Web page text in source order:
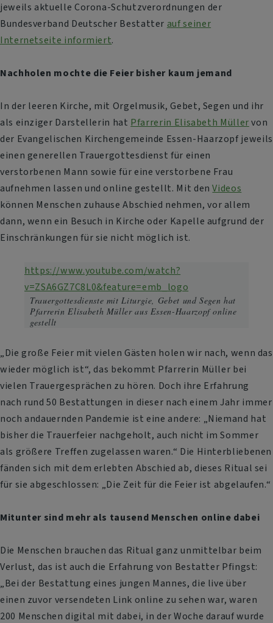
jeweils aktuelle Corona-Schutzverordnungen der
Bundesverband Deutscher Bestatter auf seiner
Internetseite informiert.
Nachholen mochte die Feier bisher kaum jemand
In der leeren Kirche, mit Orgelmusik, Gebet, Segen und ihr
als einziger Darstellerin hat Pfarrerin Elisabeth Müllervon
der Evangelischen Kirchengemeinde Essen-Haarzopf jeweils
einen generellen Trauergottesdienst für einen
verstorbenen Mann sowie für eine verstorbene Frau
aufnehmen lassen und online gestellt. Mit denVideos
können Menschen zuhause Abschied nehmen, vor allem
dann, wenn ein Besuch in Kirche oder Kapelle aufgrund der
Einschränkungen für sie nicht möglich ist.
https://www.youtube.com/watch?
v=ZSA6GZ7C8L0&feature=emb_logo
Trauergottesdienste mit Liturgie, Gebet und Segen hat
Pfarrerin Elisabeth Müller aus Essen-Haarzopf online
gestellt
„Die große Feier mit vielen Gästen holen wir nach, wenn das
wieder möglich ist“, das bekommt Pfarrerin Müller bei
vielen Trauergesprächen zu hören. Doch ihre Erfahrung
nach rund 50 Bestattungen in dieser nach einem Jahr immer
noch andauernden Pandemie ist eine andere: „Niemand hat
bisher die Trauerfeier nachgeholt, auch nicht im Sommer
als größere Treffen zugelassen waren.“ Die Hinterbliebenen
fänden sich mit dem erlebten Abschied ab, dieses Ritual sei
für sie abgeschlossen: „Die Zeit für die Feier ist abgelaufen.“
Mitunter sind mehr als tausend Menschen online dabei
Die Menschen brauchen das Ritual ganz unmittelbar beim
Verlust, das ist auch die Erfahrung von Bestatter Pfingst:
„Bei der Bestattung eines jungen Mannes, die live über
einen zuvor versendeten Link online zu sehen war, waren
200 Menschen digital mit dabei, in der Woche darauf wurde